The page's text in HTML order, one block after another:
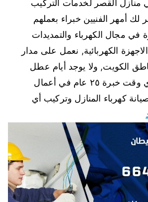
منازل القصر لخدمات التركيب
لك أمهر الفنيين خبراء بعملهم
في مجال الكهرباء والتمديدات
الكهربائية, نعمل على مدار
الكويت, ولا يوجد أيام عطل
وإجازات, اتصل بأي وقت خبرة ٢٥ عام في أعمال
كهرباء المنازل وتركيب أي